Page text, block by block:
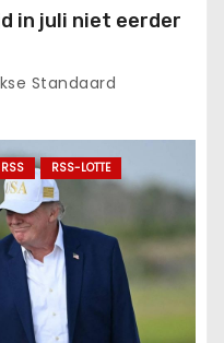
in juli niet eerder
Standaard
RSS
RSS-LOTTE